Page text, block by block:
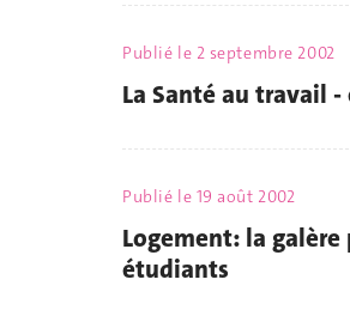
Publié le 2 septembre 2002
La Santé au travail
Publié le 19 août 2002
Logement: la
étudiants